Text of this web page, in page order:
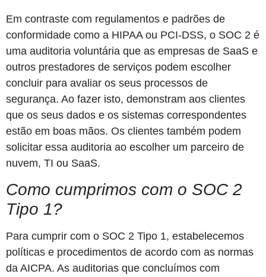
Em contraste com regulamentos e padrões de
conformidade como a HIPAA ou PCI-DSS, o SOC 2 é
uma auditoria voluntária que as empresas de SaaS e
outros prestadores de serviços podem escolher
concluir para avaliar os seus processos de
segurança. Ao fazer isto, demonstram aos clientes
que os seus dados e os sistemas correspondentes
estão em boas mãos. Os clientes também podem
solicitar essa auditoria ao escolher um parceiro de
nuvem, TI ou SaaS.
Como cumprimos com o SOC 2
Tipo 1?
Para cumprir com o SOC 2 Tipo 1, estabelecemos
políticas e procedimentos de acordo com as normas
da AICPA. As auditorias que concluímos com